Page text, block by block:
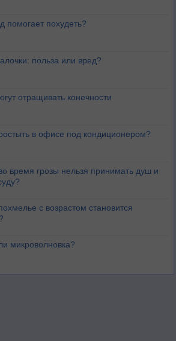
помогает похудеть?
польза или вред?
отращивать конечности
в офисе под кондиционером?
время грозы нельзя принимать душ и
с возрастом становится
микроволновка?